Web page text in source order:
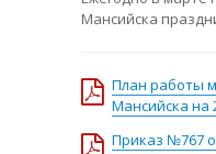
Мансийска
План работы
Мансийска на
Приказ №767